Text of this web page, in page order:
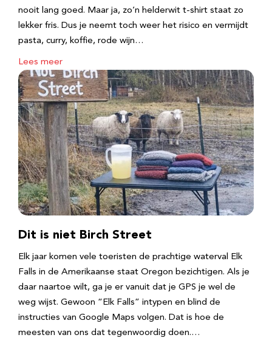
nooit lang goed. Maar ja, zo’n helderwit t-shirt staat zo
lekker fris. Dus je neemt toch weer het risico en vermijdt
pasta, curry, koffie, rode wijn…
Lees meer
Dit is niet Birch Street
Elk jaar komen vele toeristen de prachtige waterval Elk
Falls in de Amerikaanse staat Oregon bezichtigen. Als je
daar naartoe wilt, ga je er vanuit dat je GPS je wel de
weg wijst. Gewoon “Elk Falls” intypen en blind de
instructies van Google Maps volgen. Dat is hoe de
meesten van ons dat tegenwoordig doen.…